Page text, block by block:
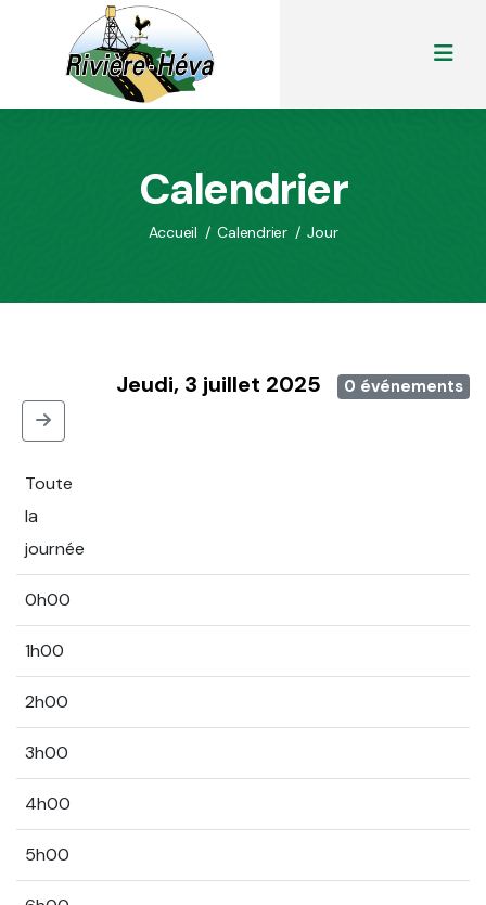
Calendrier
Accueil / Calendrier / Jour
Jeudi, 3 juillet 2025 0 événements
Toute
la
journée
0h00
1h00
2h00
3h00
4h00
5h00